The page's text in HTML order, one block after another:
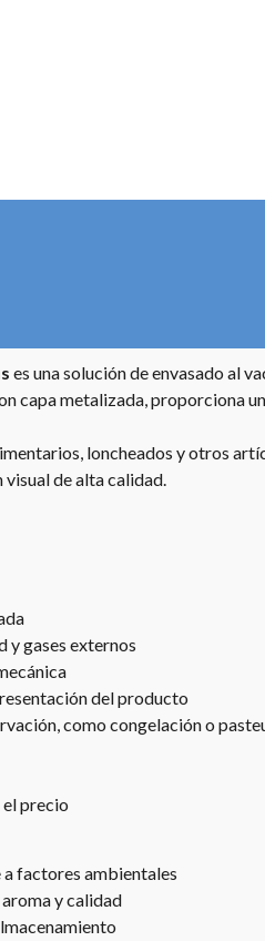
es una solución de envasado al
capa metalizada, proporciona
loncheados y otros
de alta calidad.
y gases externos
del producto
como congelación o
precio
factores ambientales
y calidad